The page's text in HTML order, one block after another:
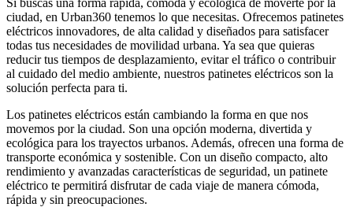
Si buscas una forma rápida, cómoda y ecológica de moverte por la
ciudad, en Urban360 tenemos lo que necesitas. Ofrecemos patinetes
eléctricos innovadores, de alta calidad y diseñados para satisfacer
todas tus necesidades de movilidad urbana. Ya sea que quieras
reducir tus tiempos de desplazamiento, evitar el tráfico o contribuir
al cuidado del medio ambiente, nuestros patinetes eléctricos son la
solución perfecta para ti.
Los patinetes eléctricos están cambiando la forma en que nos
movemos por la ciudad. Son una opción moderna, divertida y
ecológica para los trayectos urbanos. Además, ofrecen una forma de
transporte económica y sostenible. Con un diseño compacto, alto
rendimiento y avanzadas características de seguridad, un patinete
eléctrico te permitirá disfrutar de cada viaje de manera cómoda,
rápida y sin preocupaciones.